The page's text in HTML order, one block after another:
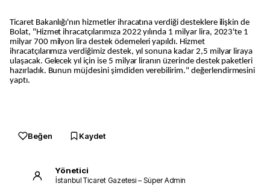
Ticaret Bakanlığı'nın hizmetler ihracatına verdiği desteklere ilişkin de
Bolat, "Hizmet ihracatçılarımıza 2022 yılında 1 milyar lira, 2023'te 1
milyar 700 milyon lira destek ödemeleri yapıldı. Hizmet
ihracatçılarımıza verdiğimiz destek, yıl sonuna kadar 2,5 milyar liraya
ulaşacak. Gelecek yıl için ise 5 milyar liranın üzerinde destek paketleri
hazırladık. Bunun müjdesini şimdiden verebilirim." değerlendirmesini
yaptı.
Beğen Kaydet
Yönetici
İstanbul Ticaret Gazetesi – Süper Admin